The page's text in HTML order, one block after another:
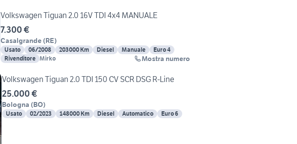
Volkswagen Tiguan 2.0 16V TDI 4x4 MANUALE
7.300 €
Casalgrande (RE)
Usato 06/2008 203000 Km Diesel Manuale
Euro 4
Rivenditore Mirko Mostra numero
Volkswagen Tiguan 2.0 TDI 150 CV SCR DSG R-Line
25.000 €
Bologna (BO)
Usato 02/2023 148000 Km Diesel Automatico Euro 6